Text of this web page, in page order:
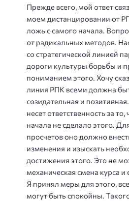
Прежде всего, мой ответ
моем дистанцировании от
ложь с самого начала.
от радикальных методов.
со стратегической линией
дороги культуры борьбы и
пониманием этого. Хочу
линия РПК всеми должна
созидательная и
несет ответственность за то,
начала не сделало этого.
просчетов оно должно
изменения и изыскать
достижения этого. Это не
механическая смена курса и
Я принял меры для этого,
могут быть спокойны.